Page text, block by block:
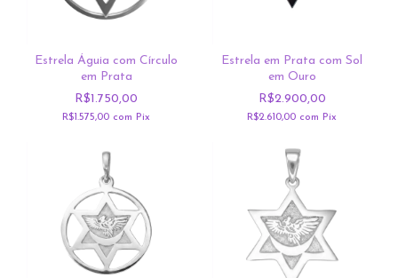
Estrela Águia com Círculo
em Prata
R$1.750,00
R$1.575,00 com Pix
Estrela em Prata com Sol
em Ouro
R$2.900,00
R$2.610,00 com Pix